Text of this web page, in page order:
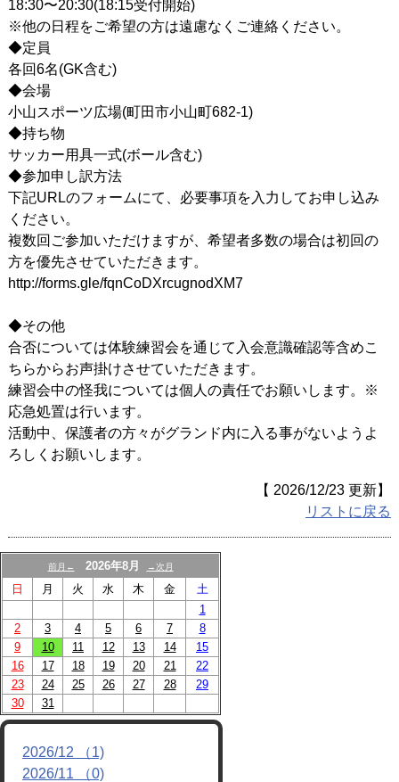
18:30〜20:30(18:15受付開始)
※他の日程をご希望の方は遠慮なくご連絡ください。
◆定員
各回6名(GK含む)
◆会場
小山スポーツ広場(町田市小山町682-1)
◆持ち物
サッカー用具一式(ボール含む)
◆参加申し訳方法
下記URLのフォームにて、必要事項を入力してお申し込み
ください。
複数回ご参加いただけますが、希望者多数の場合は初回の
方を優先させていただきます。
http://forms.gle/fqnCoDXrcugnodXM7
◆その他
合否については体験練習会を通じて入会意識確認等含めこ
ちらからお声掛けさせていただきます。
練習会中の怪我については個人の責任でお願いします。※
応急処置は行います。
活動中、保護者の方々がグランド内に入る事がないようよ
ろしくお願いします。
【 2026/12/23 更新】
リストに戻る
前月← 2026年8月 →次月
日 月 火 水 木 金
土
1
2
3 4 5 6 7
8
9
10 11 12 13 14
15
16
17 18 19 20 21
22
23
24 25 26 27 28
29
30
31
2026/12 （1)
2026/11 （0)